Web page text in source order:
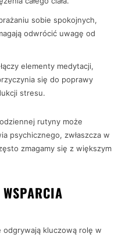
sobie spokojnych,
odwrócić uwagę od
elementy medytacji,
się do poprawy
stresu.
rutyny może
psychicznego, zwłaszcza w
zmagamy się z większym
odgrywają kluczową rolę w